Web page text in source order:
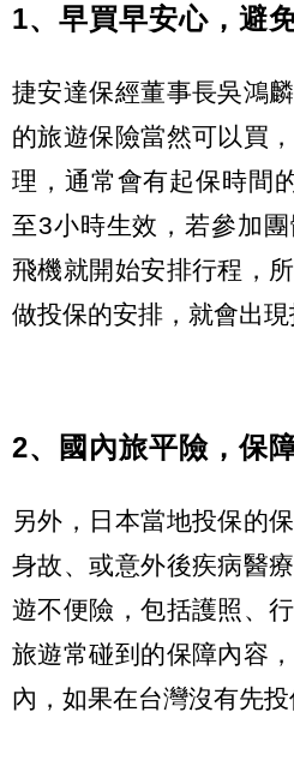
1、早買早安心，避
捷安達保經董事長吳鴻
的旅遊保險當然可以買
理，通常會有起保時間
至3小時生效，若參加
飛機就開始安排行程，
做投保的安排，就會出現
2、國內旅平險，保
另外，日本當地投保的
身故、或意外後疾病醫
遊不便險，包括護照、
旅遊常碰到的保障內容
內，如果在台灣沒有先投